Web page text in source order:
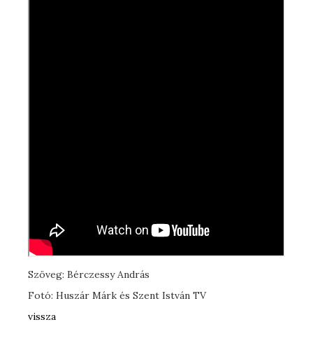
Szöveg: Bérczessy András
Fotó: Huszár Márk és Szent István TV
vissza